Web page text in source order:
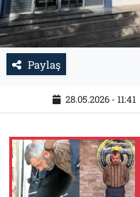
Paylaş
28.05.2026 - 11:41